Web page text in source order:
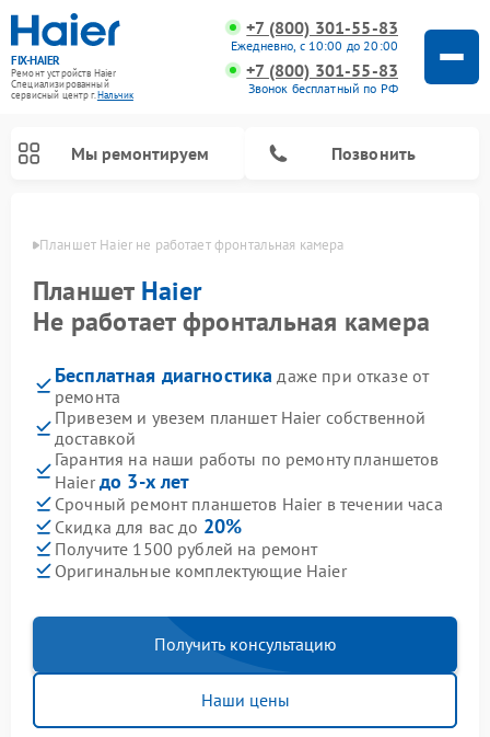
FIX-HAIER
Ремонт устройств Haier
Специализированный
cервисный центр г.Нальчик
+7 (800) 301-55-83
Ежедневно, с 10:00 до 20:00
+7 (800) 301-55-83
Звонок бесплатный по РФ
Мы ремонтируем Позвонить
Планшет Haier не работает фронтальная камера
Планшет Haier
Не работает фронтальная камера
Бесплатная диагностика даже при отказе от
ремонта
Привезем и увезем планшет Haier собственной
доставкой
Гарантия на наши работы по ремонту планшетов
Haierдо 3-х лет
Срочный ремонт планшетов Haier в течении часа
Скидка для вас до 20%
Получите 1500 рублей на ремонт
Оригинальные комплектующие Haier
Получить консультацию
Наши цены